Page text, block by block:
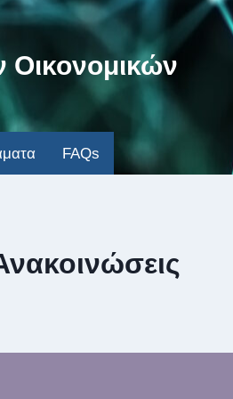
Οικονομικών
FAQs